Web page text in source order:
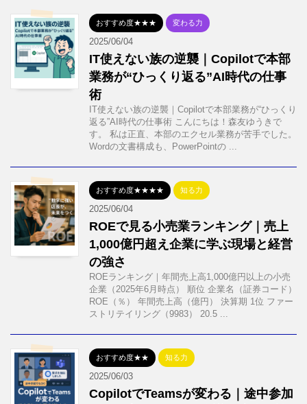
おすすめ度★★★ 変わる力
2025/06/04
IT使えない族の逆襲｜Copilotで本部
業務が“ひっくり返る”AI時代の仕事
術
IT使えない族の逆襲｜Copilotで本部業務が“ひっくり
返る”AI時代の仕事術 こんにちは！森友ゆうきで
す。 私は正直、本部のエクセル業務が苦手でした。
Wordの文書構成も、PowerPointの ...
おすすめ度★★★★ 知る力
2025/06/04
ROEで見る小売業ランキング｜売上
1,000億円超え企業に学ぶ現場と経営
の強さ
ROEランキング｜年間売上高1,000億円以上の小売
企業（2025年6月時点） 順位 企業名（証券コード）
ROE（％） 年間売上高（億円） 決算期 1位 ファー
ストリテイリング（9983） 20.5 ...
おすすめ度★★ 知る力
2025/06/03
CopilotでTeamsが変わる｜途中参加